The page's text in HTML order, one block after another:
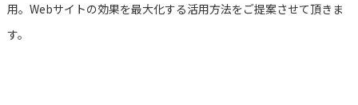
用。Webサイトの効果を最大化する活用方法をご提案させて頂きま
す。